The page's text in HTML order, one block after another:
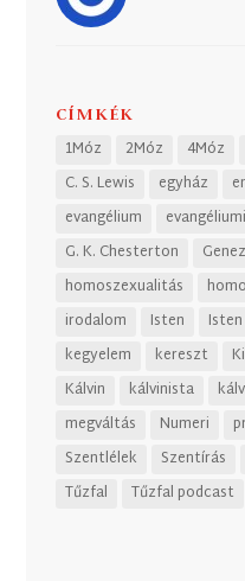
CÍMKÉK
1Móz 2Móz 4Móz
C. S. Lewis
egyház
evangélium
evangéliumi
G. K. Chesterton
homoszexualitás
irodalom
Isten
kegyelem
kereszt
Kálvin
kálvinista
megváltás
Numeri
Szentlélek
Szentírás
Tűzfal
Tűzfal podcast